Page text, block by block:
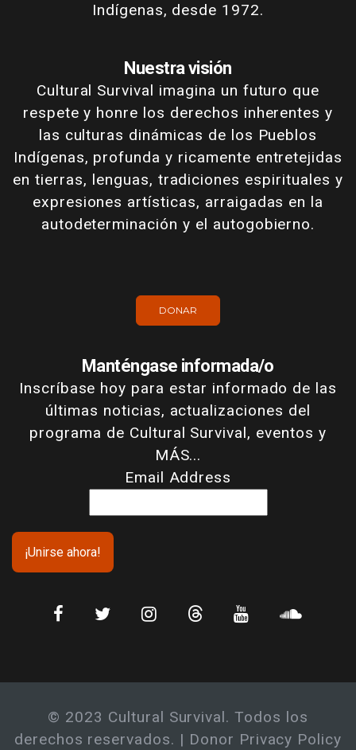
Indígenas, desde 1972.
Nuestra visión
Cultural Survival imagina un futuro que
respete y honre los derechos inherentes y
las culturas dinámicas de los Pueblos
Indígenas, profunda y ricamente entretejidas
en tierras, lenguas, tradiciones espirituales y
expresiones artísticas, arraigadas en la
autodeterminación y el autogobierno.
DONAR
Manténgase informada/o
Inscríbase hoy para estar informado de las
últimas noticias, actualizaciones del
programa de Cultural Survival, eventos y
MÁS...
Email Address
© 2023 Cultural Survival. Todos los
derechos reservados. | Donor Privacy Policy